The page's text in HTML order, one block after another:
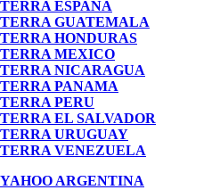
TERRA ESPAÑA
TERRA GUATEMALA
TERRA HONDURAS
TERRA MEXICO
TERRA NICARAGUA
TERRA PANAMA
TERRA PERU
TERRA EL SALVADOR
TERRA URUGUAY
TERRA VENEZUELA
YAHOO ARGENTINA